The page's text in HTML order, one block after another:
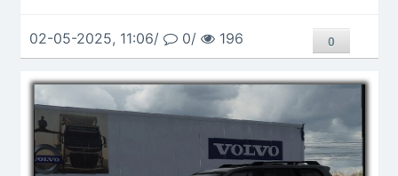
02-05-2025, 11:06/ 0/ 196 0